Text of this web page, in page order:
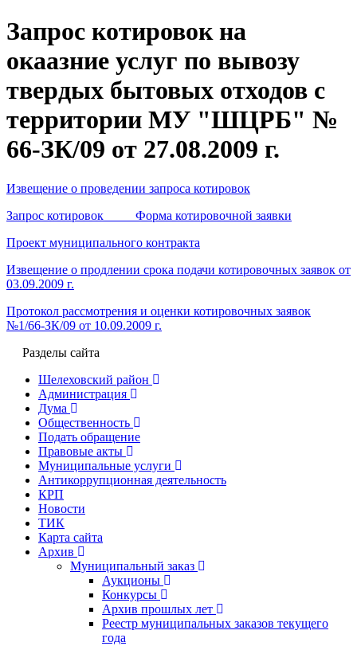
Запрос котировок на
окаазние услуг по вывозу
твердых бытовых отходов с
территории МУ "ШЦРБ" №
66-ЗК/09 от 27.08.2009 г.
Извещение о проведении запроса котировок
Запрос котировок Форма котировочной заявки
Проект муниципального контракта
Извещение о продлении срока подачи котировочных заявок от
03.09.2009 г.
Протокол рассмотрения и оценки котировочных заявок
№1/66-ЗК/09 от 10.09.2009 г.
Разделы сайта
Шелеховский район
Администрация
Дума
Общественность
Подать обращение
Правовые акты
Муниципальные услуги
Антикоррупционная деятельность
КРП
Новости
ТИК
Карта сайта
Архив
Муниципальный заказ
Аукционы
Конкурсы
Архив прошлых лет
Реестр муниципальных заказов текущего
года